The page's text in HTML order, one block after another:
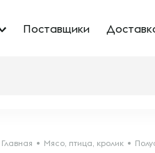
Поставщики
Главная Мясо, птица, кролик